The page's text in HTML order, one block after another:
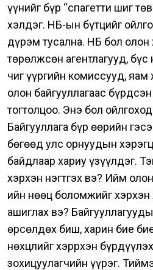
үүнийг бүр “спагетти шиг
хэлдэг. НҮБ-ын бүтцийг
дүрэм тусална. НҮБ бол
төрөлжсөн агентлагууд,
чиг үүргийн комиссууд, яам
олон байгууллагаас
тогтолцоо. Энэ бол
Байгууллага бүр өөрийн
бөгөөд улс орнуудын
байдлаар хариу үзүүлдэг.
хэрхэн нэгтгэх вэ? Ийм
ийн нөөц боломжийг хэрхэн
ашиглах вэ?
өрсөлдөх биш, харин бие
нөхцлийг хэррхэн
зохицуулагчийн үүрэг.